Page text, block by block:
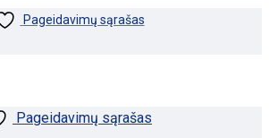
Pageidavimų sąrašas
Pageidavimų sąrašas